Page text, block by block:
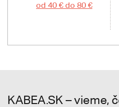
od 40 € do 80 €
KABEA.SK – vieme,